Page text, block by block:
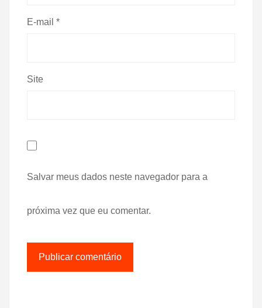
E-mail *
Site
Salvar meus dados neste navegador para a
próxima vez que eu comentar.